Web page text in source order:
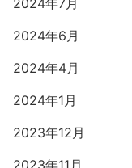
2024年7月
2024年6月
2024年4月
2024年1月
2023年12月
2023年11月